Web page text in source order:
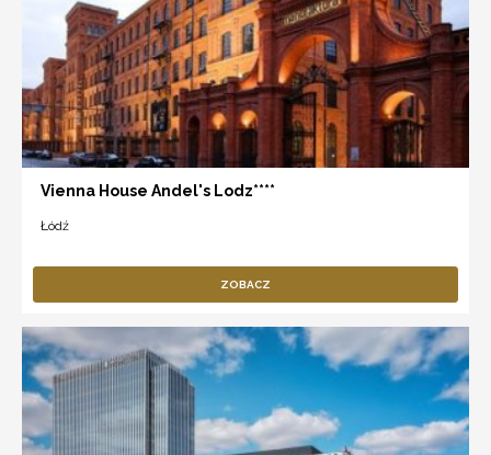
Vienna House Andel's Lodz****
Łódź
ZOBACZ